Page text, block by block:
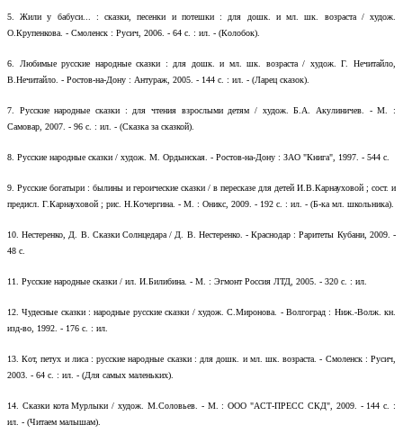
5.
Жили у бабуси... : сказки, песенки и потешки : для дошк. и мл. шк. возраста / худож.
О.Крупенкова. - Смоленск : Русич, 2006. - 64 с. : ил. - (Колобок).
6.
Любимые русские народные сказки : для дошк. и мл. шк. возраста / худож. Г. Нечитайло,
В.Нечитайло. - Ростов-на-Дону : Антураж, 2005. - 144 с. : ил. - (Ларец сказок).
7.
Русские народные сказки : для чтения взрослыми детям / худож. Б.А. Акулиничев. - М. :
Самовар, 2007. - 96 с. : ил. - (Сказка за сказкой).
8. Русские народные сказки / худож. М. Ордынская. - Ростов-на-Дону : ЗАО "Книга", 1997. - 544 с.
9. Русские богатыри : былины и героические сказки / в пересказе для детей И.В.Карнауховой ; сост. и
предисл. Г.Карнауховой ; рис. Н.Кочергина. - М. : Оникс, 2009. - 192 с. : ил. - (Б-ка мл. школьника).
10. Нестеренко, Д. В. Сказки Солнцедара / Д. В. Нестеренко. - Краснодар : Раритеты Кубани, 2009. -
48 с.
11. Русские народные сказки / ил. И.Билибина. - М. : Эгмонт Россия ЛТД, 2005. - 320 с. : ил.
12. Чудесные сказки : народные русские сказки / худож. С.Миронова. - Волгоград : Ниж.-Волж. кн.
изд-во, 1992. - 176 с. : ил.
13. Кот, петух и лиса : русские народные сказки : для дошк. и мл. шк. возраста. - Смоленск : Русич,
2003. - 64 с. : ил. - (Для самых маленьких).
14.
Сказки кота Мурлыки / худож. М.Соловьев. - М. : ООО "АСТ-ПРЕСС СКД", 2009. - 144 с. :
ил. - (Читаем малышам).